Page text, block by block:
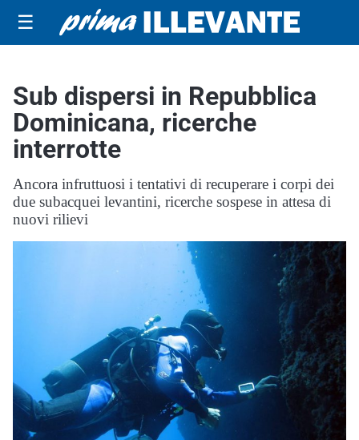
☰
Sub dispersi in Repubblica
Dominicana, ricerche
interrotte
Ancora infruttuosi i tentativi di recuperare i corpi dei
due subacquei levantini, ricerche sospese in attesa di
nuovi rilievi